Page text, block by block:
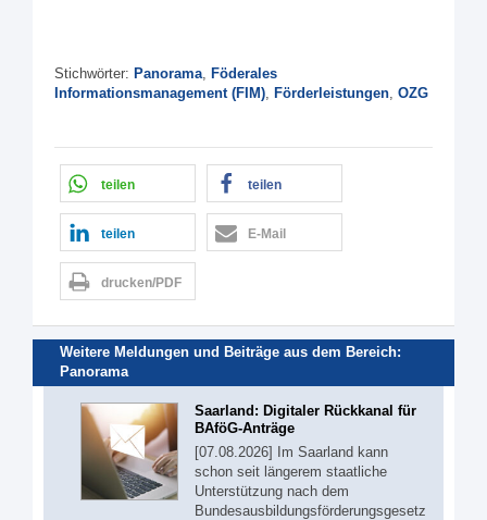
Stichwörter: Panorama, Föderales
Informationsmanagement (FIM), Förderleistungen, OZG
teilen teilen
teilen E-Mail
drucken/PDF
Weitere Meldungen und Beiträge aus dem Bereich:
Panorama
Saarland: Digitaler Rückkanal für
BAföG-Anträge
[07.08.2026] Im Saarland kann
schon seit längerem staatliche
Unterstützung nach dem
Bundesausbildungsförderungsgesetz